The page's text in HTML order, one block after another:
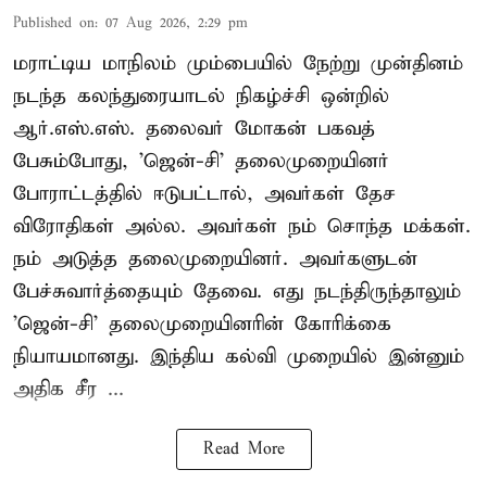
Published on: 07 Aug 2026, 2:29 pm
மராட்டிய மாநிலம் மும்பையில் நேற்று முன்தினம்
நடந்த கலந்துரையாடல் நிகழ்ச்சி ஒன்றில்
ஆர்.எஸ்.எஸ். தலைவர் மோகன் பகவத்
பேசும்போது, 'ஜென்-சி' தலைமுறையினர்
போராட்டத்தில் ஈடுபட்டால், அவர்கள் தேச
விரோதிகள் அல்ல. அவர்கள் நம் சொந்த மக்கள்.
நம் அடுத்த தலைமுறையினர். அவர்களுடன்
பேச்சுவார்த்தையும் தேவை. எது நடந்திருந்தாலும்
'ஜென்-சி' தலைமுறையினரின் கோரிக்கை
நியாயமானது. இந்திய கல்வி முறையில் இன்னும்
அதிக சீர ...
Read More